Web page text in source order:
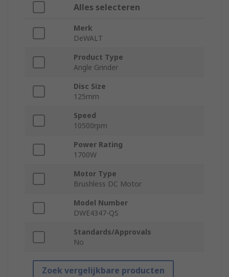
Alles selecteren
Merk
DeWALT
Product Type
Angle Grinder
Disc Size
125mm
Speed
10500rpm
Power Rating
1700W
Motor Type
Brushless DC Motor
Model Number
DWE4347-QS
Standards/Approvals
No
Zoek vergelijkbare producten